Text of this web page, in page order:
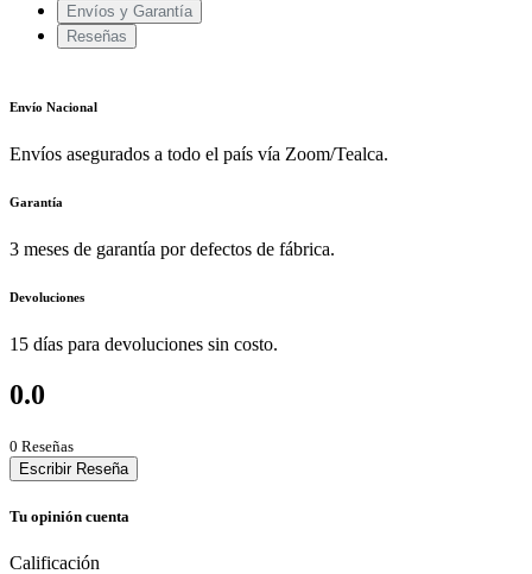
Envíos y Garantía
Reseñas
Envío Nacional
Envíos asegurados a todo el país vía Zoom/Tealca.
Garantía
3 meses de garantía por defectos de fábrica.
Devoluciones
15 días para devoluciones sin costo.
0.0
0 Reseñas
Escribir Reseña
Tu opinión cuenta
Calificación